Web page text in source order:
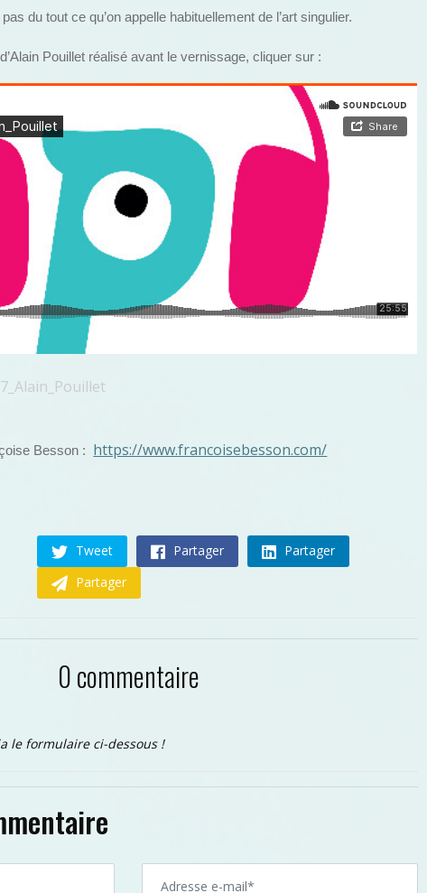
du tout ce qu’on appelle habituellement de l’art singulier.
Pouillet réalisé avant le vernissage, cliquer sur :
Besson : https://www.francoisebesson.com/
Tweet Partager
Partager
Partager
0 commentaire
le formulaire ci-dessous !